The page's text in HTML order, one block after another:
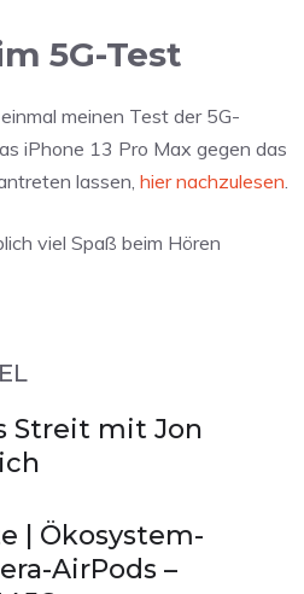
5G-Test
meinen Test der 5G-
iPhone 13 Pro Max gegen das
lassen, hier nachzulesen
viel Spaß beim Hören
Streit mit Jon
| Ökosystem-
AirPods –